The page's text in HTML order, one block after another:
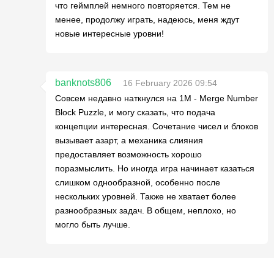
что геймплей немного повторяется. Тем не
менее, продолжу играть, надеюсь, меня ждут
новые интересные уровни!
banknots806
16 February 2026 09:54
Совсем недавно наткнулся на 1M - Merge Number
Block Puzzle, и могу сказать, что подача
концепции интересная. Сочетание чисел и блоков
вызывает азарт, а механика слияния
предоставляет возможность хорошо
поразмыслить. Но иногда игра начинает казаться
слишком однообразной, особенно после
нескольких уровней. Также не хватает более
разнообразных задач. В общем, неплохо, но
могло быть лучше.